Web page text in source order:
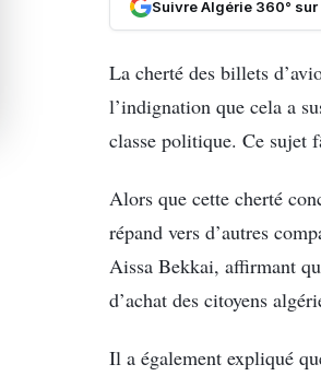
Suivre Algérie 360°
La cherté des billets
l’indignation que cela a
classe politique. Ce sujet
Alors que cette cherté
répand vers d’autres
Aissa Bekkai, affirmant
d’achat des citoyens
Il a également expliqué